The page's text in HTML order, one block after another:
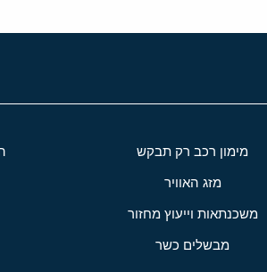
מימון רכב רק תבקש
מזג האוויר
משכנתאות וייעוץ מחזור
מבשלים כשר